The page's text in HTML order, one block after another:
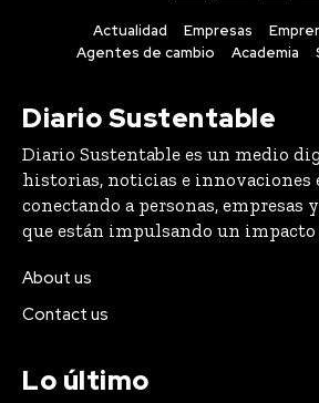
Actualidad Empresas
Agentes de cambio
Academia
Diario Sustentable
Diario Sustentable es un medio
historias, noticias e innovaciones
conectando a personas, empresas
que están impulsando un
About us
Contact us
Lo último